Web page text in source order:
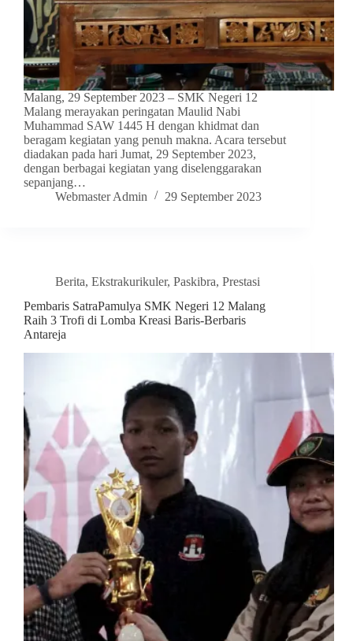
Malang, 29 September 2023 – SMK Negeri 12
Malang merayakan peringatan Maulid Nabi
Muhammad SAW 1445 H dengan khidmat dan
beragam kegiatan yang penuh makna. Acara tersebut
diadakan pada hari Jumat, 29 September 2023,
dengan berbagai kegiatan yang diselenggarakan
sepanjang…
Webmaster Admin
29 September 2023
Berita, Ekstrakurikuler, Paskibra, Prestasi
Pembaris SatraPamulya SMK Negeri 12 Malang
Raih 3 Trofi di Lomba Kreasi Baris-Berbaris
Antareja